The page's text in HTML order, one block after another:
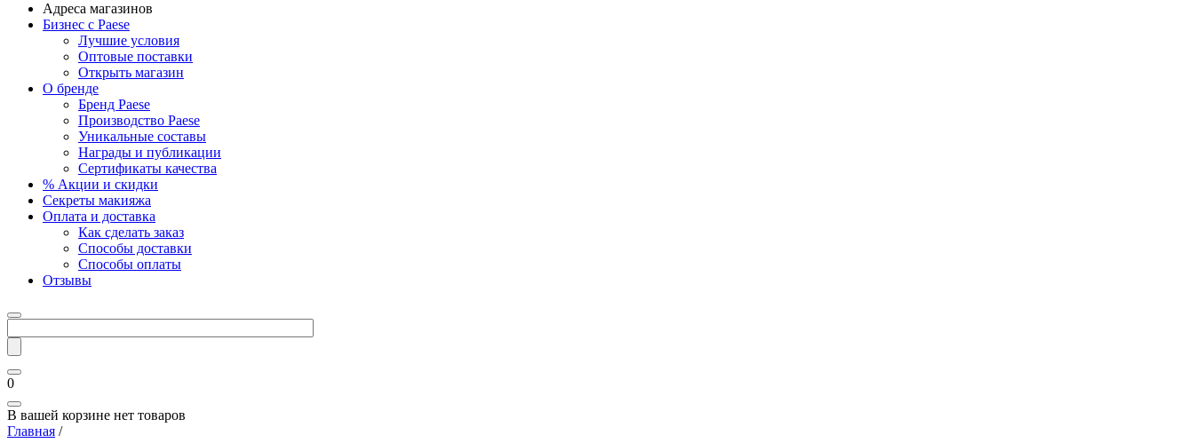
Адреса магазинов
Бизнес с Paese
Лучшие условия
Оптовые поставки
Открыть магазин
О бренде
Бренд Paese
Производство Paese
Уникальные составы
Награды и публикации
Сертификаты качества
% Акции и скидки
Секреты макияжа
Оплата и доставка
Как сделать заказ
Способы доставки
Способы оплаты
Отзывы
0
В вашей корзине нет товаров
Главная /